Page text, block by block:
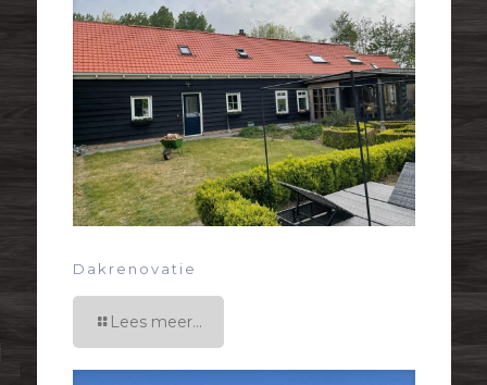
Dakrenovatie
Lees meer...